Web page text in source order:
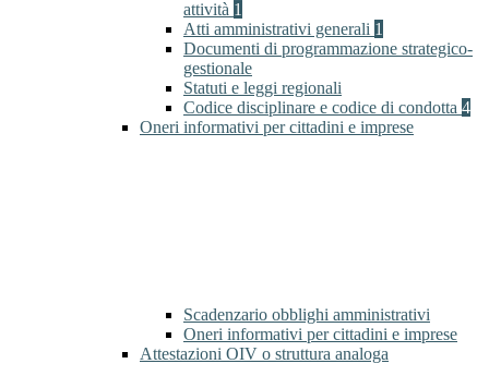
attività 1
Atti amministrativi generali 1
Documenti di programmazione strategico-
gestionale
Statuti e leggi regionali
Codice disciplinare e codice di condotta 4
Oneri informativi per cittadini e imprese
Scadenzario obblighi amministrativi
Oneri informativi per cittadini e imprese
Attestazioni OIV o struttura analoga